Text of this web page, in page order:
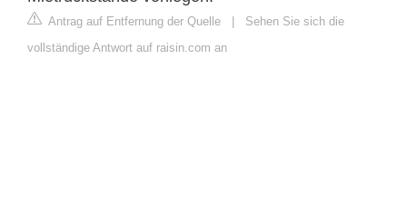
Antrag auf Entfernung der Quelle | Sehen Sie sich die
vollständige Antwort auf raisin.com an